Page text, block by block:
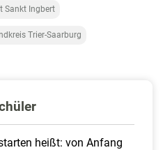
t
Sankt Ingbert
Trier-Saarburg
heißt: von Anfang